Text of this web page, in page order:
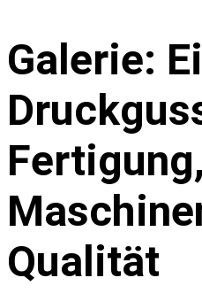
Galerie:
Fertigung,
Qualität